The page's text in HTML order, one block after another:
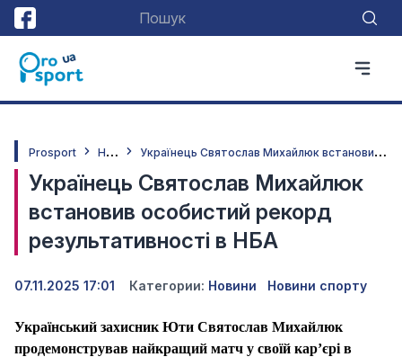
Prosport Н
овини У
країнець Святослав Михайлюк встановив особистий рекорд результативності в НБА
Українець Святослав Михайлюк
встановив особистий рекорд
результативності в НБА
07.11.2025 17:01 Категории: Новини Новини спорту
Український захисник Юти Святослав Михайлюк
продемонстрував найкращий матч у своїй кар’єрі в